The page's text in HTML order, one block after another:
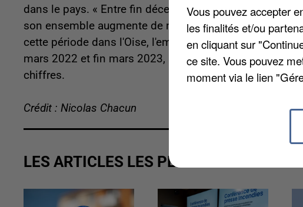
dans le pays. « Entre fin décembre 2022 et fin mars
son ensemble augmente de nouveau : +0,3 %, après
cette période dans l'Oise, l'emploi salarié a stagné
mars 2022 et fin mars 2023, l'évolution est similaire
chiffres.
Crédit : Nicolas Chacun
LES ARTICLES LES PLUS VUS
Vous pouvez accepter
les finalités et/ou
en cliquant sur
ce site. Vous pouvez
moment via le lien